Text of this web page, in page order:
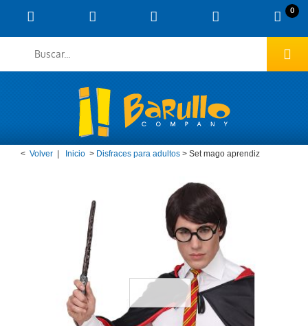
0
< Volver Inicio > Disfraces para adultos > Set mago aprendiz